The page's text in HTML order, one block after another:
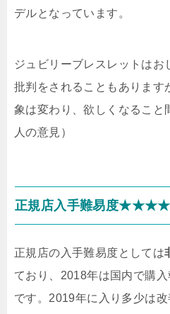
デルとなっています。
ジュビリーブレスレットはお
批判をされることもあります
象は変わり、欲しくなること
人の意見）
正規店入手難易度
正規店の入手難易度としては
ており、2018年は国内で購
です。2019年に入り多少は改